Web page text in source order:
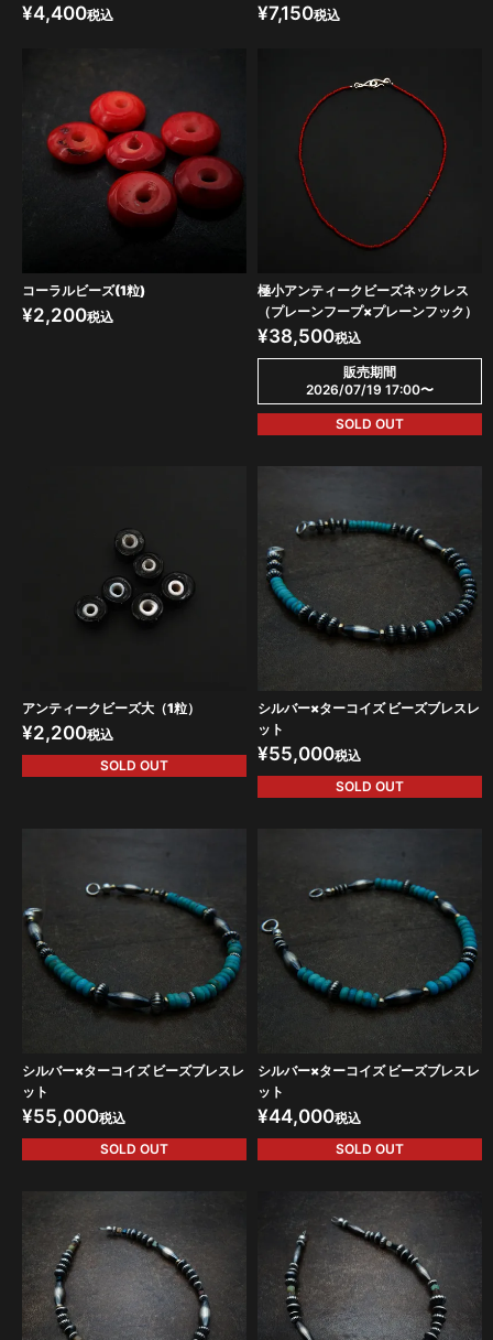
¥4,400税込 ¥7,150税込
コーラルビーズ(1粒)
¥2,200税込
極小アンティークビーズネックレス
（プレーンフープ×プレーンフック）
¥38,500税込
販売期間
2026/07/19 17:00〜
SOLD OUT
アンティークビーズ大（1粒）
¥2,200税込
SOLD OUT
シルバー×ターコイズ ビーズブレスレ
ット
¥55,000税込
SOLD OUT
シルバー×ターコイズ ビーズブレスレ
ット
¥55,000税込
SOLD OUT
シルバー×ターコイズ ビーズブレスレ
ット
¥44,000税込
SOLD OUT